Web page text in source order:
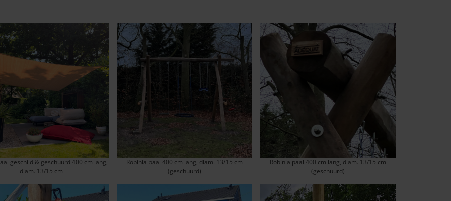
geschild & geschuurd 400 cm lang,
diam. 13/15 cm
Robinia paal 400 cm lang, diam. 13/15 cm
(geschuurd)
Robinia paal 400 cm lang, diam. 13/15 cm
(geschuurd)